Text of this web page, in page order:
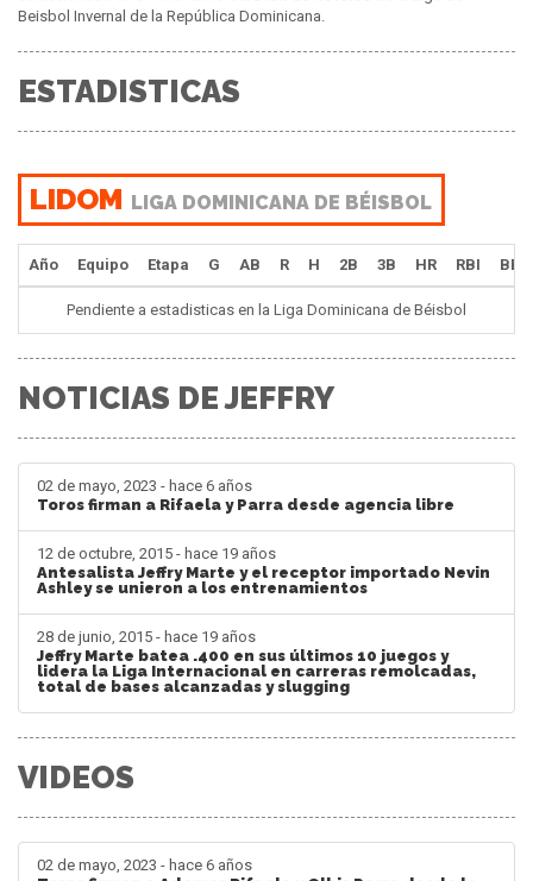
Beisbol Invernal de la República Dominicana.
ESTADISTICAS
LIDOM LIGA DOMINICANA DE BÉISBOL
Año Equipo Etapa G AB R H 2B 3B HR RBI BB
Pendiente a estadisticas en la Liga Dominicana de Béisbol
NOTICIAS DE JEFFRY
02 de mayo, 2023 - hace 6 años
Toros firman a Rifaela y Parra desde agencia libre
12 de octubre, 2015 - hace 19 años
Antesalista Jeffry Marte y el receptor importado Nevin
Ashley se unieron a los entrenamientos
28 de junio, 2015 - hace 19 años
Jeffry Marte batea .400 en sus últimos 10 juegos y
lidera la Liga Internacional en carreras remolcadas,
total de bases alcanzadas y slugging
VIDEOS
02 de mayo, 2023 - hace 6 años